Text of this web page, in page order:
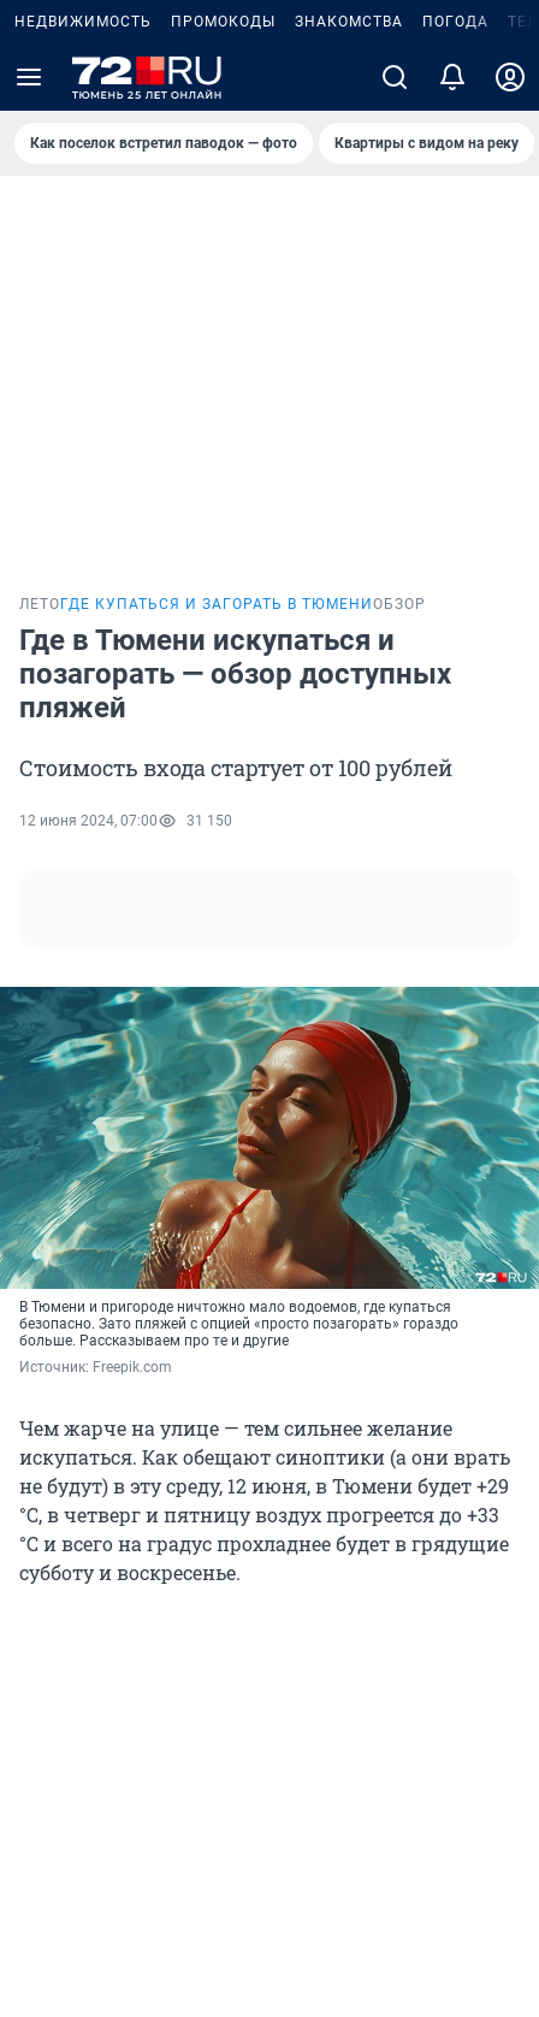
НЕДВИЖИМОСТЬ ПРОМОКОДЫ ЗНАКОМСТВА ПОГОДА
Как поселок встретил паводок — фото Квартиры с видом на реку
ЛЕТО ГДЕ КУПАТЬСЯ И ЗАГОРАТЬ В ТЮМЕНИ ОБЗОР
Где в Тюмени искупаться и
позагорать — обзор доступных
пляжей
Стоимость входа стартует от 100 рублей
12 июня 2024, 07:00 31 150
В Тюмени и пригороде ничтожно мало водоемов, где купаться
безопасно. Зато пляжей с опцией «просто позагорать» гораздо
больше. Рассказываем про те и другие
Источник: Freepik.com
Чем жарче на улице — тем сильнее желание
искупаться. Как обещают синоптики (а они врать
не будут) в эту среду, 12 июня, в Тюмени будет +29
°С, в четверг и пятницу воздух прогреется до +33
°С и всего на градус прохладнее будет в грядущие
субботу и воскресенье.